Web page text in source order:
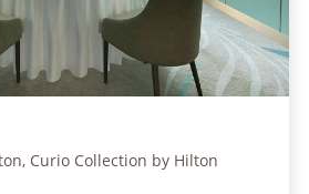
Curio Collection by Hilton